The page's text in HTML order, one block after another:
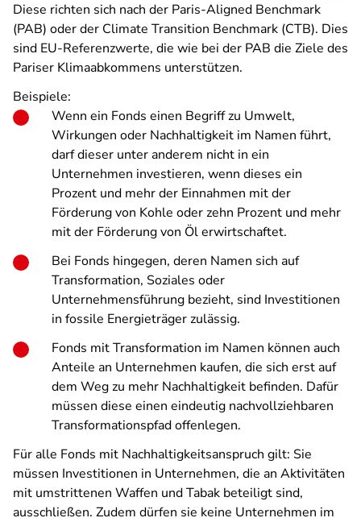
Diese richten sich nach der Paris-Aligned Benchmark
(PAB) oder der Climate Transition Benchmark (CTB). Dies
sind EU-Referenzwerte, die wie bei der PAB die Ziele des
Pariser Klimaabkommens unterstützen.
Beispiele:
Wenn ein Fonds einen Begriff zu Umwelt,
Wirkungen oder Nachhaltigkeit im Namen führt,
darf dieser unter anderem nicht in ein
Unternehmen investieren, wenn dieses ein
Prozent und mehr der Einnahmen mit der
Förderung von Kohle oder zehn Prozent und mehr
mit der Förderung von Öl erwirtschaftet.
Bei Fonds hingegen, deren Namen sich auf
Transformation, Soziales oder
Unternehmensführung bezieht, sind Investitionen
in fossile Energieträger zulässig.
Fonds mit Transformation im Namen können auch
Anteile an Unternehmen kaufen, die sich erst auf
dem Weg zu mehr Nachhaltigkeit befinden. Dafür
müssen diese einen eindeutig nachvollziehbaren
Transformationspfad offenlegen.
Für alle Fonds mit Nachhaltigkeitsanspruch gilt: Sie
müssen Investitionen in Unternehmen, die an Aktivitäten
mit umstrittenen Waffen und Tabak beteiligt sind,
ausschließen. Zudem dürfen sie keine Unternehmen im